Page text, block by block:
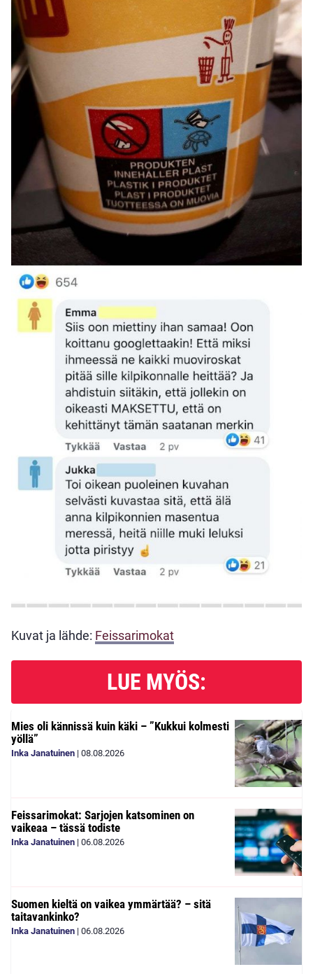
Kuvat ja lähde: Feissarimokat
LUE MYÖS:
Mies oli kännissä kuin käki – ”Kukkui kolmesti
yöllä”
Inka Janatuinen | 08.08.2026
Feissarimokat: Sarjojen katsominen on
vaikeaa – tässä todiste
Inka Janatuinen | 06.08.2026
Suomen kieltä on vaikea ymmärtää? – sitä
taitavankinko?
Inka Janatuinen | 06.08.2026